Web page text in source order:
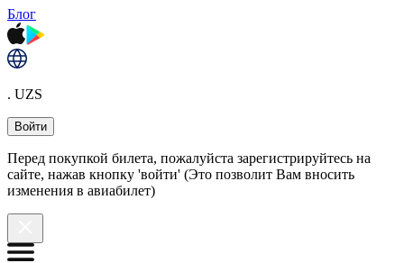
Блог
. UZS
Войти
Перед покупкой билета, пожалуйста зарегистрируйтесь на
сайте, нажав кнопку 'войти' (Это позволит Вам вносить
изменения в авиабилет)